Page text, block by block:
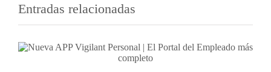
Entradas relacionadas